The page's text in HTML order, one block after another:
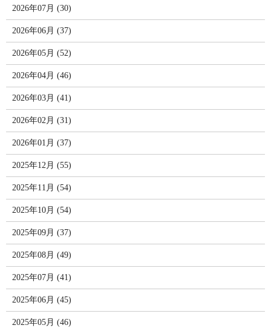
2026年07月 (30)
2026年06月 (37)
2026年05月 (52)
2026年04月 (46)
2026年03月 (41)
2026年02月 (31)
2026年01月 (37)
2025年12月 (55)
2025年11月 (54)
2025年10月 (54)
2025年09月 (37)
2025年08月 (49)
2025年07月 (41)
2025年06月 (45)
2025年05月 (46)